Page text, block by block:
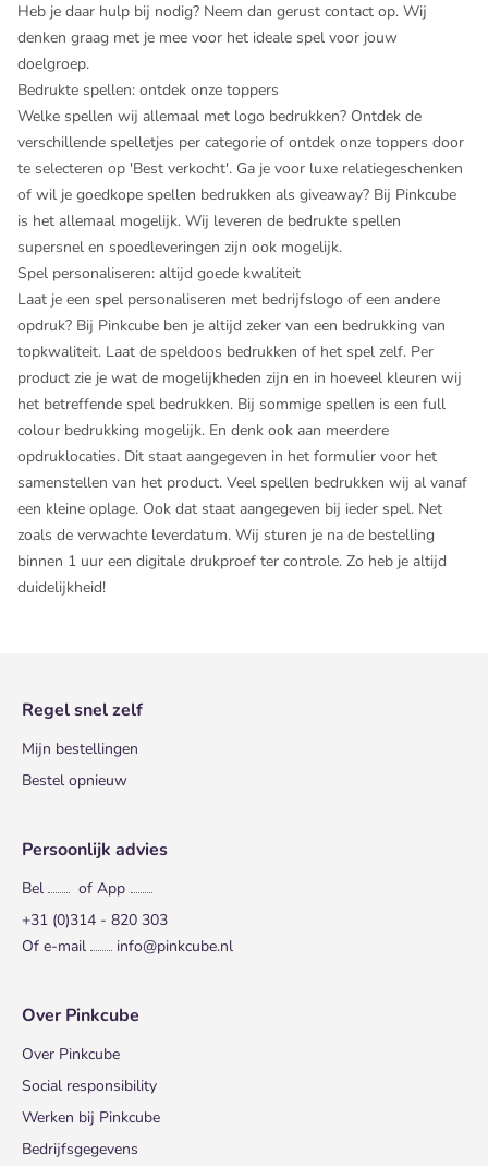
Heb je daar hulp bij nodig? Neem dan gerust contact op. Wij
denken graag met je mee voor het ideale spel voor jouw
doelgroep.
Bedrukte spellen: ontdek onze toppers
Welke spellen wij allemaal met logo bedrukken? Ontdek de
verschillende spelletjes per categorie of ontdek onze toppers door
te selecteren op 'Best verkocht'. Ga je voor luxe relatiegeschenken
of wil je goedkope spellen bedrukken als giveaway? Bij Pinkcube
is het allemaal mogelijk. Wij leveren de bedrukte spellen
supersnel en spoedleveringen zijn ook mogelijk.
Spel personaliseren: altijd goede kwaliteit
Laat je een spel personaliseren met bedrijfslogo of een andere
opdruk? Bij Pinkcube ben je altijd zeker van een bedrukking van
topkwaliteit. Laat de speldoos bedrukken of het spel zelf. Per
product zie je wat de mogelijkheden zijn en in hoeveel kleuren wij
het betreffende spel bedrukken. Bij sommige spellen is een full
colour bedrukking mogelijk. En denk ook aan meerdere
opdruklocaties. Dit staat aangegeven in het formulier voor het
samenstellen van het product. Veel spellen bedrukken wij al vanaf
een kleine oplage. Ook dat staat aangegeven bij ieder spel. Net
zoals de verwachte leverdatum. Wij sturen je na de bestelling
binnen 1 uur een digitale drukproef ter controle. Zo heb je altijd
duidelijkheid!
Regel snel zelf
Mijn bestellingen
Bestel opnieuw
Persoonlijk advies
Bel
of App
+31 (0)314 - 820 303
Of e-mail
info@pinkcube.nl
Over Pinkcube
Over Pinkcube
Social responsibility
Werken bij Pinkcube
Bedrijfsgegevens